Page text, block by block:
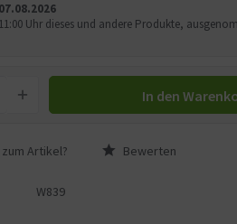
Uhr dieses und andere Produkte,
In den
Artikel? Bewerten
W839